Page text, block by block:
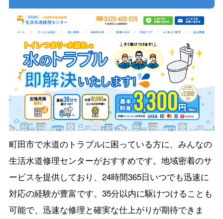
町田市で水道のトラブルに困っている方に、みんなの
生活水道修理センターがおすすめです。地域密着のサ
ービスを提供しており、24時間365日いつでも迅速に
対応の経験が豊富です。35分以内に駆けつけることも
可能で、迅速な修理と確実な仕上がりが期待できま